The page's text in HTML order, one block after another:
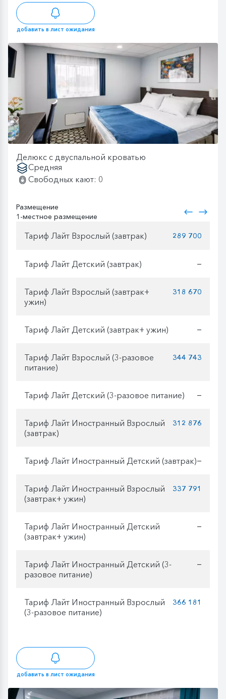
добавить в лист ожидания
Делюкс с двуспальной кроватью
Средняя
Свободных кают: 0
Размещение
1-местное размещение
Тариф Лайт Взрослый (завтрак) 289 700
Тариф Лайт Детский (завтрак) —
Тариф Лайт Взрослый (завтрак+
ужин)
318 670
Тариф Лайт Детский (завтрак+ ужин) —
Тариф Лайт Взрослый (3-разовое
питание)
344 743
Тариф Лайт Детский (3-разовое питание) —
Тариф Лайт Иностранный Взрослый
(завтрак)
312 876
Тариф Лайт Иностранный Детский (завтрак)—
Тариф Лайт Иностранный Взрослый
(завтрак+ ужин)
337 791
Тариф Лайт Иностранный Детский
(завтрак+ ужин)
—
Тариф Лайт Иностранный Детский (3-
разовое питание)
—
Тариф Лайт Иностранный Взрослый
(3-разовое питание)
366 181
добавить в лист ожидания